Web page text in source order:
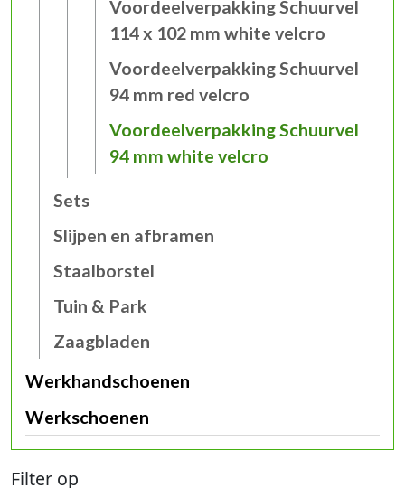
Voordeelverpakking Schuurvel
114 x 102 mm white velcro
Voordeelverpakking Schuurvel
94 mm red velcro
Voordeelverpakking Schuurvel
94 mm white velcro
Sets
Slijpen en afbramen
Staalborstel
Tuin & Park
Zaagbladen
Werkhandschoenen
Werkschoenen
Filter op